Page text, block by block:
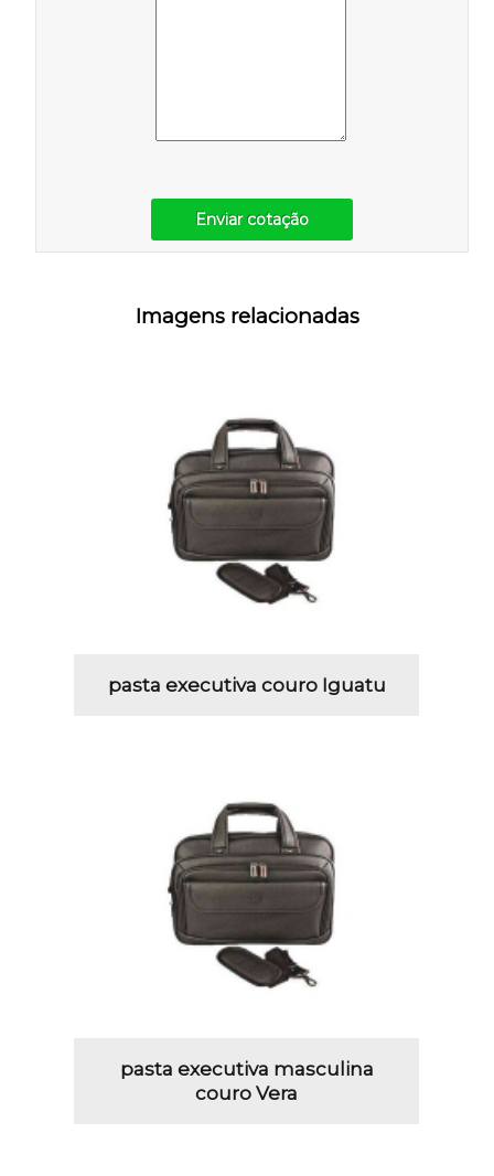
Enviar cotação
Imagens relacionadas
pasta executiva couro Iguatu
pasta executiva masculina
couro Vera